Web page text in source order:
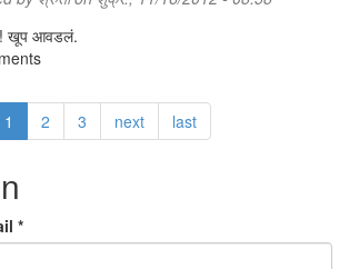
खूप आवडलं.
1 2 3 next last
*